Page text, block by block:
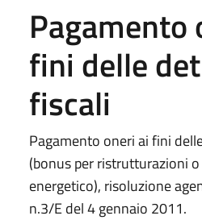
Pagamento
fini delle
fiscali
Pagamento oneri ai fini
(bonus per ristrutturazioni
energetico), risoluzione
n.3/E del 4 gennaio 2011.